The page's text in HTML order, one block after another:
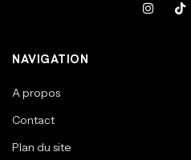
NAVIGATION
A propos
Contact
Plan du site